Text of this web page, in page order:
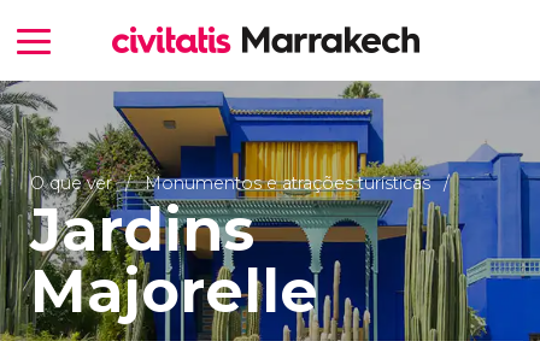
O que ver Monumentos e atrações turísticas
Jardins
Majorelle